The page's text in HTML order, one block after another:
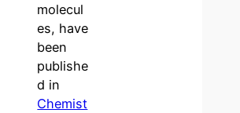
molecul
es, have
been
publishe
d in
Chemist